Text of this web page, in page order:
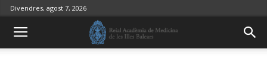
Divendres, agost 7, 2026